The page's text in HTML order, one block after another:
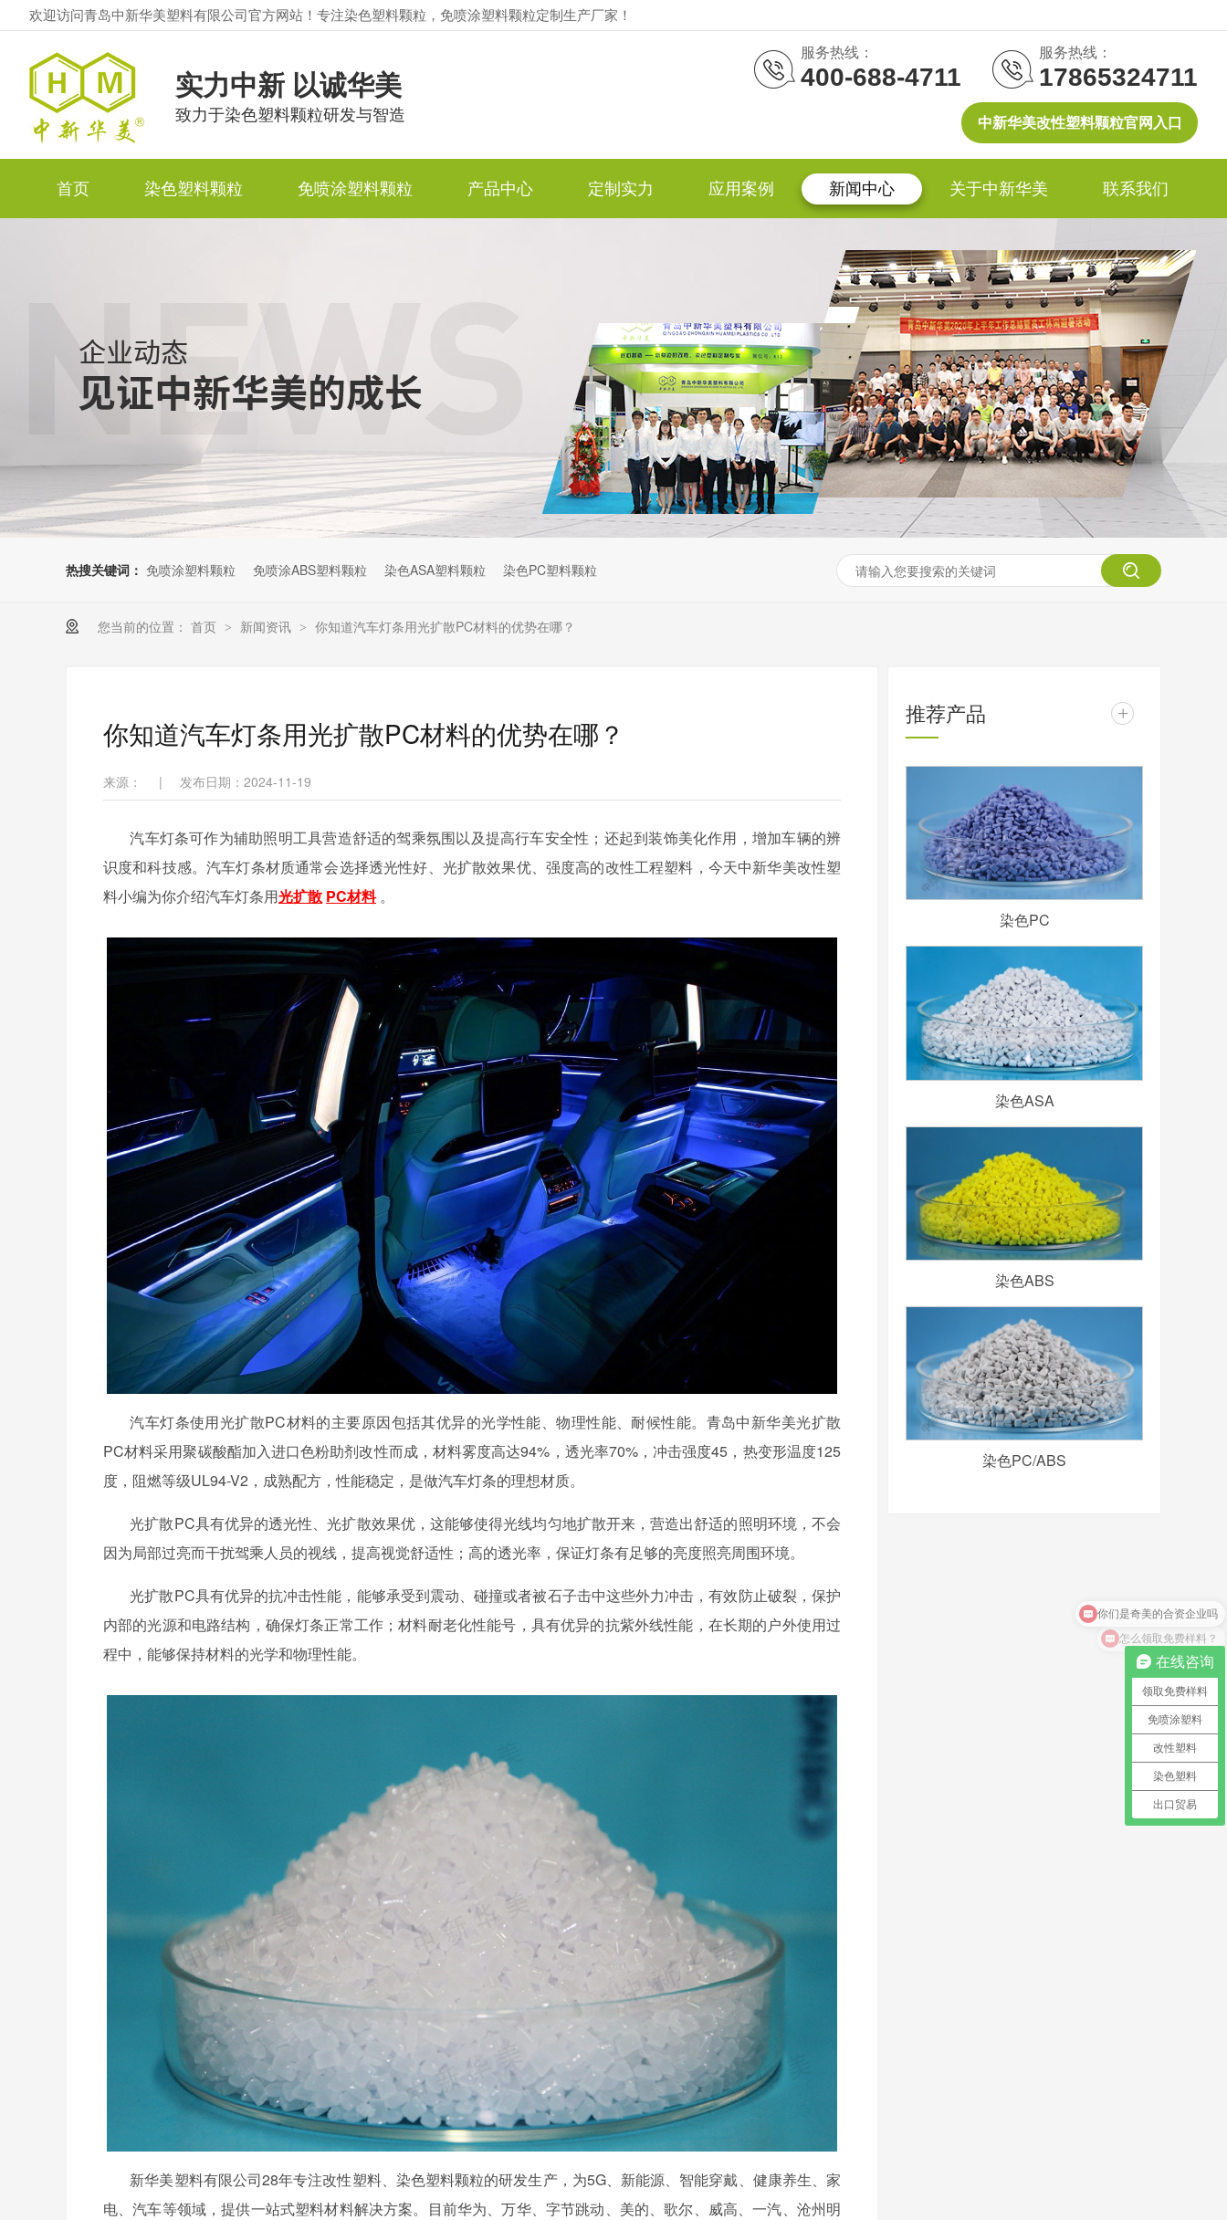
中新华美改性塑料颗粒官网入口
欢迎访问青岛中新华美塑料有限公司官方网站！专注染色塑料颗粒，免喷涂塑料颗粒定制生产厂家！
实力中新 以诚华美
致力于染色塑料颗粒研发与智造
服务热线：
400-688-4711
服务热线：
17865324711
首页 染色塑料颗粒 免喷涂塑料颗粒 产品中心 定制实力 应用案例 新闻中心 关于中新华美 联系我们
热搜关键词： 免喷涂塑料颗粒 免喷涂ABS塑料颗粒 染色ASA塑料颗粒 染色PC塑料颗粒
您当前的位置： 首页 > 新闻资讯 > 你知道汽车灯条用光扩散PC材料的优势在哪？
你知道汽车灯条用光扩散PC材料的优势在哪？
来源： | 发布日期：2024-11-19
汽车灯条可作为辅助照明工具营造舒适的驾乘氛围以及提高行车安全性；还起到装饰美化作用，增加车辆的辨
识度和科技感。汽车灯条材质通常会选择透光性好、光扩散效果优、强度高的改性工程塑料，今天中新华美改性塑
料小编为你介绍汽车灯条用光扩散 PC材料 。
汽车灯条使用光扩散PC材料的主要原因包括其优异的光学性能、物理性能、耐候性能。青岛中新华美光扩散
PC材料采用聚碳酸酯加入进口色粉助剂改性而成，材料雾度高达94%，透光率70%，冲击强度45，热变形温度125
度，阻燃等级UL94-V2，成熟配方，性能稳定，是做汽车灯条的理想材质。
光扩散PC具有优异的透光性、光扩散效果优，这能够使得光线均匀地扩散开来，营造出舒适的照明环境，不会
因为局部过亮而干扰驾乘人员的视线，提高视觉舒适性；高的透光率，保证灯条有足够的亮度照亮周围环境。
光扩散PC具有优异的抗冲击性能，能够承受到震动、碰撞或者被石子击中这些外力冲击，有效防止破裂，保护
内部的光源和电路结构，确保灯条正常工作；材料耐老化性能号，具有优异的抗紫外线性能，在长期的户外使用过
程中，能够保持材料的光学和物理性能。
新华美塑料有限公司28年专注改性塑料、染色塑料颗粒的研发生产，为5G、新能源、智能穿戴、健康养生、家
电、汽车等领域，提供一站式塑料材料解决方案。目前华为、万华、字节跳动、美的、歌尔、威高、一汽、沧州明
推荐产品 +
染色PC
染色ASA
染色ABS
染色PC/ABS
在线咨询
领取免费样料
免喷涂塑料
改性塑料
染色塑料
出口贸易